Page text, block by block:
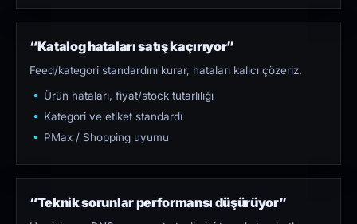
“Katalog hataları satış kaçırıyor”
Feed/kategori standardını kurar, hataları kalıcı çözeriz.
Ürün hataları, fiyat/stock tutarlılığı
Kategori ve etiket standardı
PMax / Shopping uyumu
“Teknik sorunlar performansı düşürüyor”